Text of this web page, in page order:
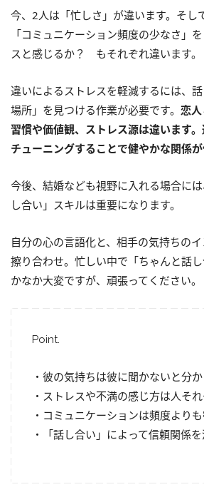
今、2人は「忙しさ」が違います。そし
「コミュニケーション頻度の少なさ」
スと感じるか？ もそれぞれ違います。
違いによるストレスを軽減するには、
場所」を見つける作業が必要です。 恋
習慣や価値観、ストレス源は違います
チューニングすることで健やかな関係が
今後、結婚なども視野に入れる場合に
し合い」スキルは重要になります。
自分の心の言語化と、相手の気持ちの
擦り合わせ。忙しい中で「ちゃんと話
かなか大変ですが、頑張ってください。
Point.
・彼の気持ちは彼に聞かないと分
・ストレスや不満の感じ方は人そ
・コミュニケーションは頻度より
・「話し合い」によって信頼関係